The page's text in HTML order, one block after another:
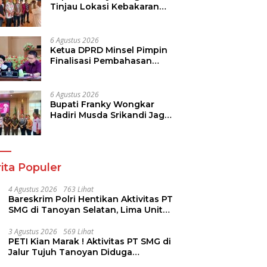
Tinjau Lokasi Kebakaran
Komitmen Dukung
Pemulihan
6 Agustus 2026
Ketua DPRD Minsel Pimpin
Finalisasi Pembahasan
6 Agustus 2026
Bupati Franky Wongkar
Hadiri Musda Srikandi Jaga
Populer
4 Agustus 2026 763 Lihat
Bareskrim Polri Hentikan Aktivitas PT
SMG di Tanoyan Selatan, Lima Unit
3 Agustus 2026 569 Lihat
PETI Kian Marak ! Aktivitas PT SMG di
Jalur Tujuh Tanoyan Diduga